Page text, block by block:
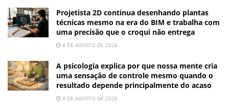
Projetista 2D continua desenhando plantas
técnicas mesmo na era do BIM e trabalha com
uma precisão que o croqui não entrega
8 DE AGOSTO DE 2026
A psicologia explica por que nossa mente cria
uma sensação de controle mesmo quando o
resultado depende principalmente do acaso
8 DE AGOSTO DE 2026